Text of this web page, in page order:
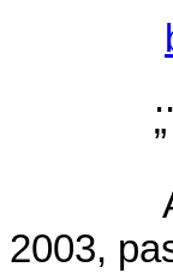
2003,